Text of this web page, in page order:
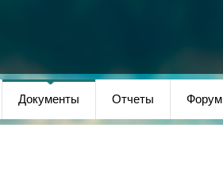
Документы Отчеты Форум